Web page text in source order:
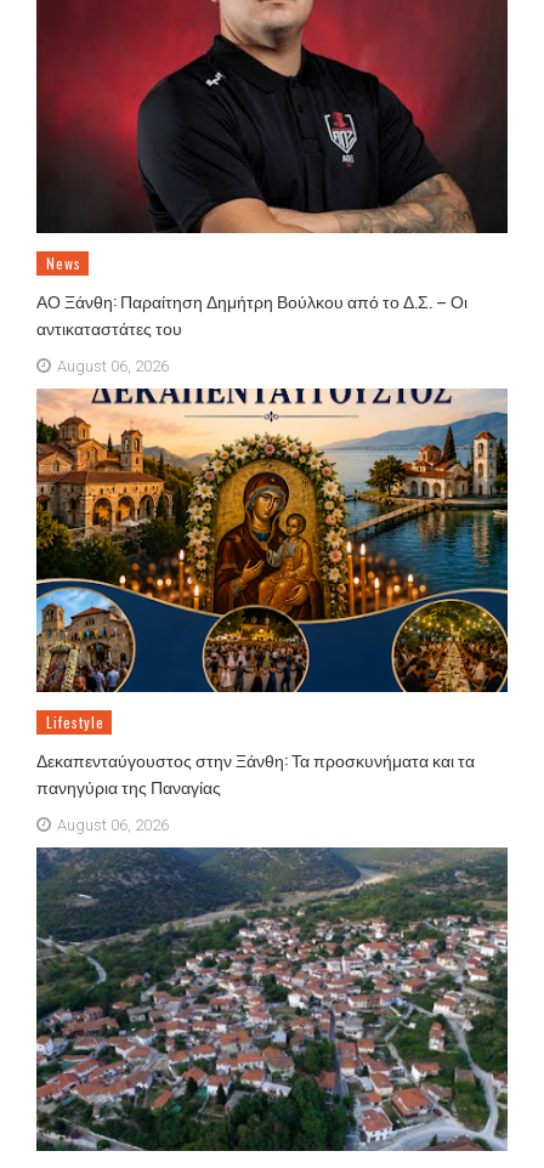
News
ΑΟ Ξάνθη: Παραίτηση Δημήτρη Βούλκου από το Δ.Σ. – Οι
αντικαταστάτες του
August 06, 2026
Lifestyle
Δεκαπενταύγουστος στην Ξάνθη: Τα προσκυνήματα και τα
πανηγύρια της Παναγίας
August 06, 2026